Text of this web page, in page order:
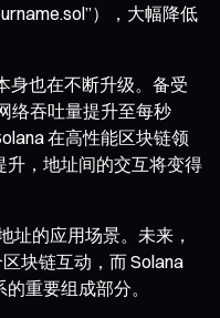
），大幅降低
身也在不断升级。备受
络吞吐量提升至每秒
在高性能区块链领
，地址间的交互将变得
址的应用场景。未来，
块链互动，而 Solana
重要组成部分。